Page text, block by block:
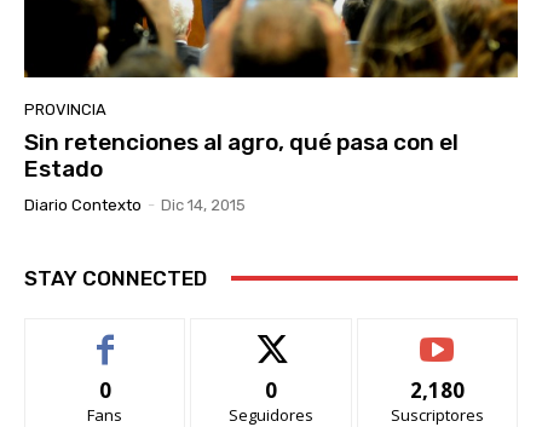
PROVINCIA
Sin retenciones al agro, qué pasa con el
Estado
Diario Contexto - Dic 14, 2015
STAY CONNECTED
0
Fans
0
Seguidores
2,180
Suscriptores